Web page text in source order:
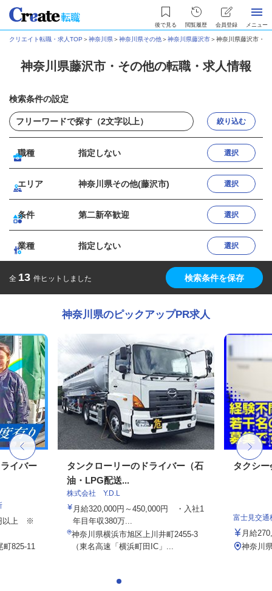
後で見る 閲覧履歴 会員登録 メニュー
クリエイト転職・求人TOP ＞神奈川県＞神奈川県その他＞神奈川県藤沢市＞神奈川県藤沢市・
神奈川県藤沢市・その他の転職・求人情報
検索条件の設定
絞り込む
職種 指定しない 選択
エリア 神奈川県その他(藤沢市) 選択
条件 第二新卒歓迎 選択
業種 指定しない 選択
全 13 件ヒットしました 検索条件を保存
神奈川県のピックアップPR求人
イバー
以上 ※
町825-11
タンクローリーのドライバー（⽯
油・LPG配送...
株式会社 Y.D.L
月給320,000円～450,000円 ・⼊社1
年目年収380万...
神奈川県横浜市旭区上川井町2455-3
（東名⾼速「横浜町⽥IC」...
タクシ
富士見交通
月給
神奈川